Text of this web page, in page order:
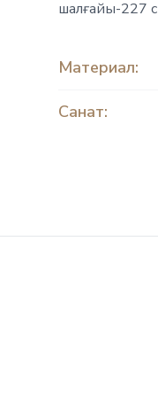
шалғайы-227
Материал:
Санат: